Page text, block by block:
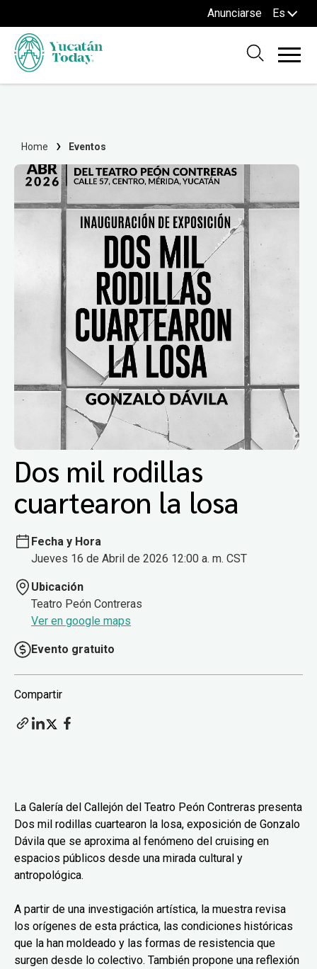
Anunciarse Es
Home Eventos
Dos mil rodillas
cuartearon la losa
Fecha y Hora
Jueves 16 de Abril de 2026 12:00 a. m. CST
Ubicación
Teatro Peón Contreras
Ver en google maps
Evento gratuito
Compartir
La Galería del Callejón del Teatro Peón Contreras presenta
Dos mil rodillas cuartearon la losa, exposición de Gonzalo
Dávila que se aproxima al fenómeno del cruising en
espacios públicos desde una mirada cultural y
antropológica.
A partir de una investigación artística, la muestra revisa
los orígenes de esta práctica, las condiciones históricas
que la han moldeado y las formas de resistencia que
surgen desde lo colectivo. También propone una reflexión